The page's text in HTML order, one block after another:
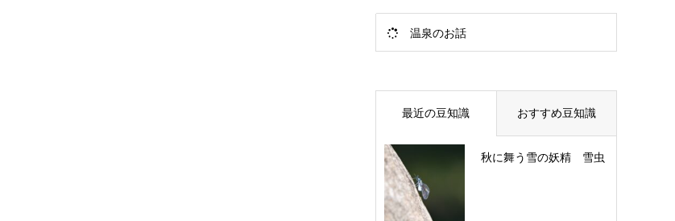
温泉のお話
最近の豆知識 おすすめ豆知識
秋に舞う雪の妖精 雪虫